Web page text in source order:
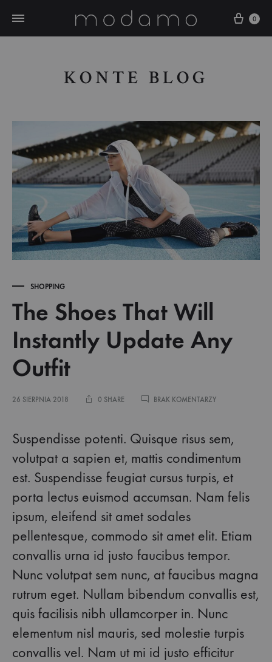
0
KONTE BLOG
SHOPPING
The Shoes That Will
Instantly Update Any
Outfit
26 SIERPNIA 2018 0 SHARE BRAK KOMENTARZYDO
WILL
INSTANTLY
UPDATE
ANY
OUTFIT
The
Shoes
That
Will
Instantly
Update
Any
Outfit
Suspendisse potenti. Quisque risus sem,
volutpat a sapien et, mattis condimentum
est. Suspendisse feugiat cursus turpis, et
porta lectus euismod accumsan. Nam felis
ipsum, eleifend sit amet sodales
pellentesque, commodo sit amet elit. Etiam
convallis urna id justo faucibus tempor.
Nunc volutpat sem nunc, at faucibus magna
rutrum eget. Nullam bibendum convallis est,
quis facilisis nibh ullamcorper in. Nunc
elementum nisl mauris, sed molestie turpis
convallis vel. Nam ut mi id justo efficitur